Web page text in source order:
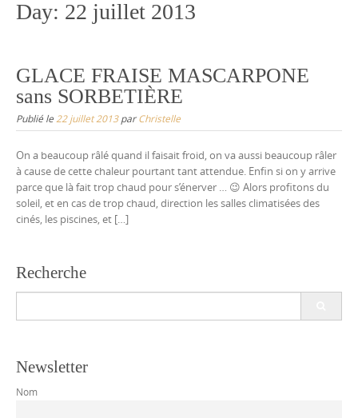
Day: 22 juillet 2013
GLACE FRAISE MASCARPONE
sans SORBETIÈRE
Publié le22 juillet 2013parChristelle
On a beaucoup râlé quand il faisait froid, on va aussi beaucoup râler
à cause de cette chaleur pourtant tant attendue. Enfin si on y arrive
parce que là fait trop chaud pour s’énerver … 😉 Alors profitons du
soleil, et en cas de trop chaud, direction les salles climatisées des
cinés, les piscines, et […]
Recherche
Newsletter
Nom